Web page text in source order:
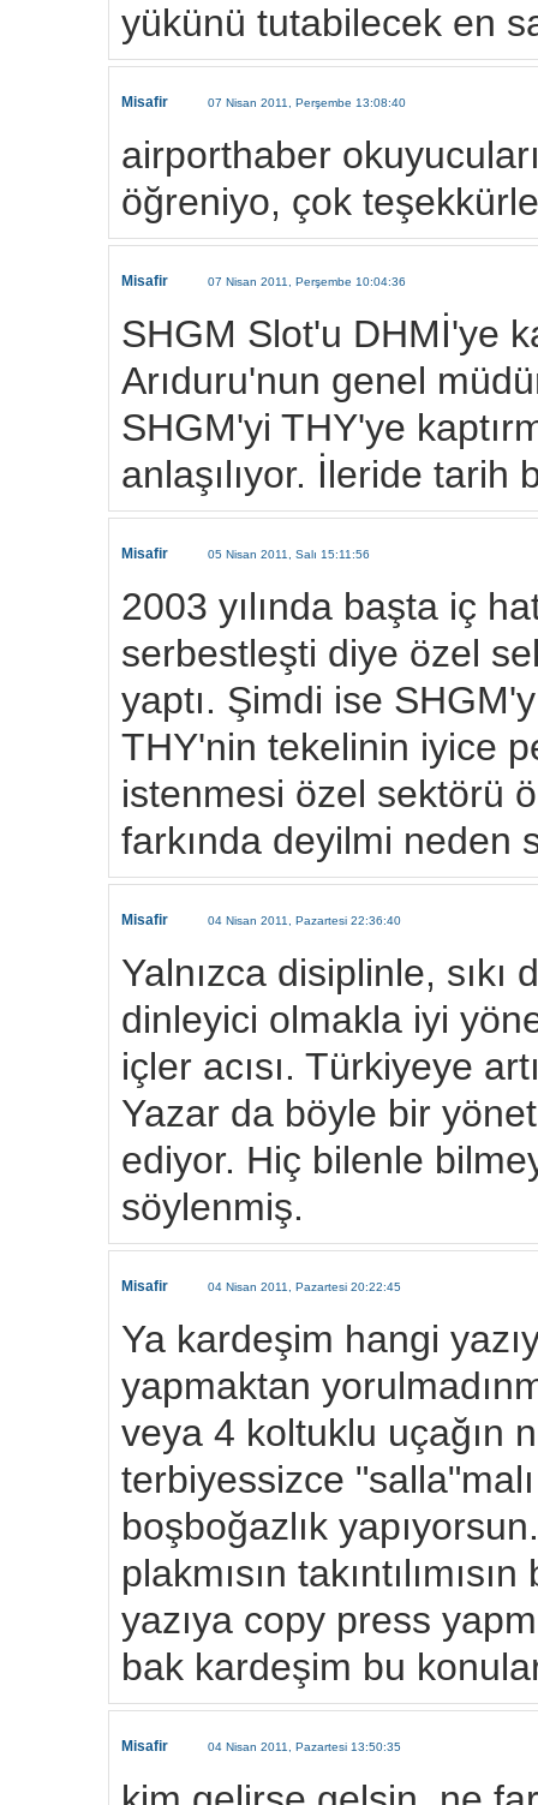
yükünü tutabilecek en
Misafir 07 Nisan 2011, Perşembe 13:08:40
airporthaber
öğreniyo, çok
Misafir 07 Nisan 2011, Perşembe 10:04:36
SHGM Slot'u DHMİ'ye
Arıduru'nun genel
SHGM'yi THY'ye
anlaşılıyor. İleride tarih
Misafir 05 Nisan 2011, Salı 15:11:56
2003 yılında başta iç
serbestleşti diye özel
yaptı. Şimdi ise
THY'nin tekelinin iyice
istenmesi özel sektörü
farkında deyilmi neden
Misafir 04 Nisan 2011, Pazartesi 22:36:40
Yalnızca disiplinle, sıkı
dinleyici olmakla iyi
içler acısı. Türkiyeye
Yazar da böyle bir
ediyor. Hiç bilenle
söylenmiş.
Misafir 04 Nisan 2011, Pazartesi 20:22:45
Ya kardeşim hangi
yapmaktan
veya 4 koltuklu uçağın
terbiyessizce "salla"malı
boşboğazlık
plakmısın
yazıya copy press
bak kardeşim bu
Misafir 04 Nisan 2011, Pazartesi 13:50:35